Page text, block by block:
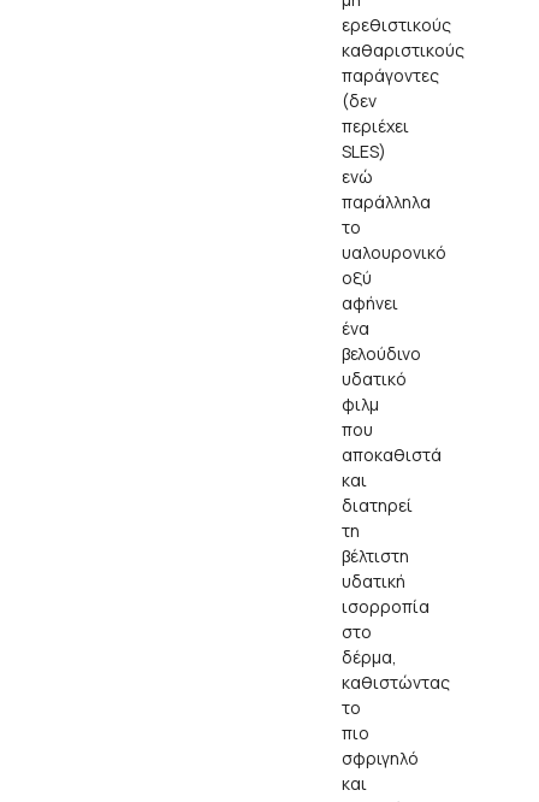
ερεθιστικούς
καθαριστικούς
παράγοντες
(δεν
περιέχει
SLES)
ενώ
παράλληλα
το
υαλουρονικό
οξύ
αφήνει
ένα
βελούδινο
υδατικό
φιλμ
που
αποκαθιστά
και
διατηρεί
τη
βέλτιστη
υδατική
ισορροπία
στο
δέρμα,
καθιστώντας
το
πιο
σφριγηλό
και